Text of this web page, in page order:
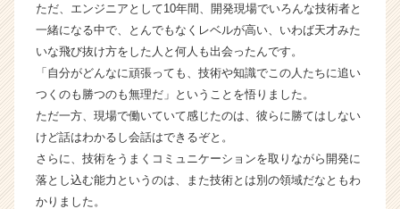
キ
ャ
リ
ア
（C
h
e
r
C
ただ、エンジニアとして10年間、開発現場でいろんな技術者と
一緒になる中で、とんでもなくレベルが高い、いわば天才みた
いな飛び抜け方をした人と何人も出会ったんです。
「自分がどんなに頑張っても、技術や知識でこの人たちに追い
つくのも勝つのも無理だ」ということを悟りました。
ただ一方、現場で働いていて感じたのは、彼らに勝てはしない
けど話はわかるし会話はできるぞと。
さらに、技術をうまくコミュニケーションを取りながら開発に
落とし込む能力というのは、また技術とは別の領域だなともわ
かりました。